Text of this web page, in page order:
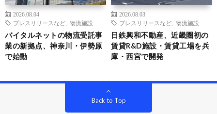
2026.08.04
プレスリリースなど
物流施設
バイタルネットの物流受託事
業の新拠点、神奈川・伊勢原
で始動
2026.08.03
プレスリリースなど
物流施設
日鉄興和不動産、近畿圏初の
賃貸R&D施設・賃貸工場を兵
庫・西宮で開発
Back to Top